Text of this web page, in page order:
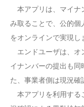
本アプリは、マイナ
み取ることで、公的個
をオンラインで実現し
エンドユーザは、オ
イナンバーの提出も同
た、事業者側は現況確
本アプリを利用する